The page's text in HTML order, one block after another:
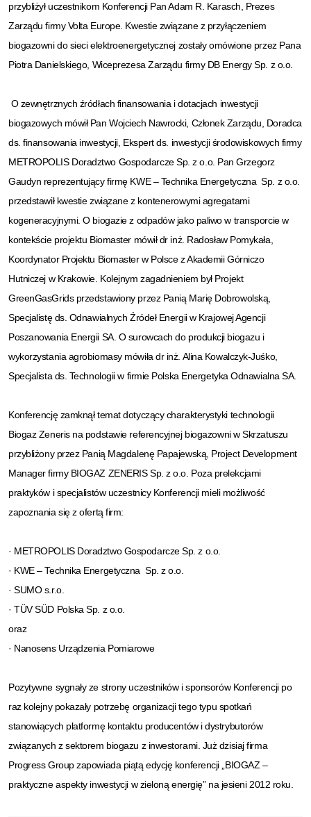
przybliżył uczestnikom Konferencji Pan Adam R. Karasch, Prezes
Zarządu firmy Volta Europe. Kwestie związane z przyłączeniem
biogazowni do sieci elektroenergetycznej zostały omówione przez Pana
Piotra Danielskiego, Wiceprezesa Zarządu firmy DB Energy Sp. z o.o.
O zewnętrznych źródłach finansowania i dotacjach inwestycji
biogazowych mówił Pan Wojciech Nawrocki, Członek Zarządu, Doradca
ds. finansowania inwestycji, Ekspert ds. inwestycji środowiskowych firmy
METROPOLIS Doradztwo Gospodarcze Sp. z o.o. Pan Grzegorz
Gaudyn reprezentujący firmę KWE – Technika Energetyczna Sp. z o.o.
przedstawił kwestie związane z kontenerowymi agregatami
kogeneracyjnymi. O biogazie z odpadów jako paliwo w transporcie w
kontekście projektu Biomaster mówił dr inż. Radosław Pomykała,
Koordynator Projektu Biomaster w Polsce z Akademii Górniczo
Hutniczej w Krakowie. Kolejnym zagadnieniem był Projekt
GreenGasGrids przedstawiony przez Panią Marię Dobrowolską,
Specjalistę ds. Odnawialnych Źródeł Energii w Krajowej Agencji
Poszanowania Energii SA. O surowcach do produkcji biogazu i
wykorzystania agrobiomasy mówiła dr inż. Alina Kowalczyk-Juśko,
Specjalista ds. Technologii w firmie Polska Energetyka Odnawialna SA.
Konferencję zamknął temat dotyczący charakterystyki technologii
Biogaz Zeneris na podstawie referencyjnej biogazowni w Skrzatuszu
przybliżony przez Panią Magdalenę Papajewską, Project Development
Manager firmy BIOGAZ ZENERIS Sp. z o.o. Poza prelekcjami
praktyków i specjalistów uczestnicy Konferencji mieli możliwość
zapoznania się z ofertą firm:
· METROPOLIS Doradztwo Gospodarcze Sp. z o.o.
· KWE – Technika Energetyczna Sp. z o.o.
· SUMO s.r.o.
· TÜV SÜD Polska Sp. z o.o.
oraz
· Nanosens Urządzenia Pomiarowe
Pozytywne sygnały ze strony uczestników i sponsorów Konferencji po
raz kolejny pokazały potrzebę organizacji tego typu spotkań
stanowiących platformę kontaktu producentów i dystrybutorów
związanych z sektorem biogazu z inwestorami. Już dzisiaj firma
Progress Group zapowiada piątą edycję konferencji „BIOGAZ –
praktyczne aspekty inwestycji w zieloną energię” na jesieni 2012 roku.